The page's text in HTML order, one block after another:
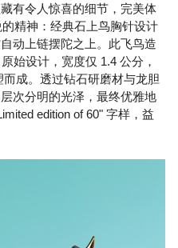
有令人惊喜的细节，完美体
精神：经典石上鸟胸针设计
动上链摆陀之上。此飞鸟造
始设计，宽度仅 1.4 公分，
成。透过钻石研磨材与龙胆
次分明的光泽，最终优雅地
edition of 60" 字样，益